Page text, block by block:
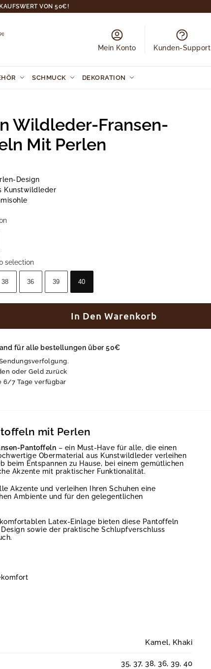
VON 50€!
Mein Konto Kunden-Support
SCHMUCK DEKORATION
Wildleder-Fransen-
Mit Perlen
Design
Kunstwildleder
selection
38 36 39 40
In Den Warenkorb
für alle bestellungen über 50€
oder Geld zurück
6/7 Tage verfügbar
mit Perlen
Pantoffeln – ein Must-Have für alle, die einen
Obermaterial aus Kunstwildleder verleihen
beim Entspannen zu Hause, bei einem gemütlichen
Akzente mit praktischer Funktionalität.
Akzente und verleihen Ihren Schuhen eine
Ambiente und für den gelegentlichen
Latex-Einlage bieten diese Pantoffeln
sowie der praktische Schlupfverschluss
Kamel, Khaki
35, 37, 38, 36, 39, 40